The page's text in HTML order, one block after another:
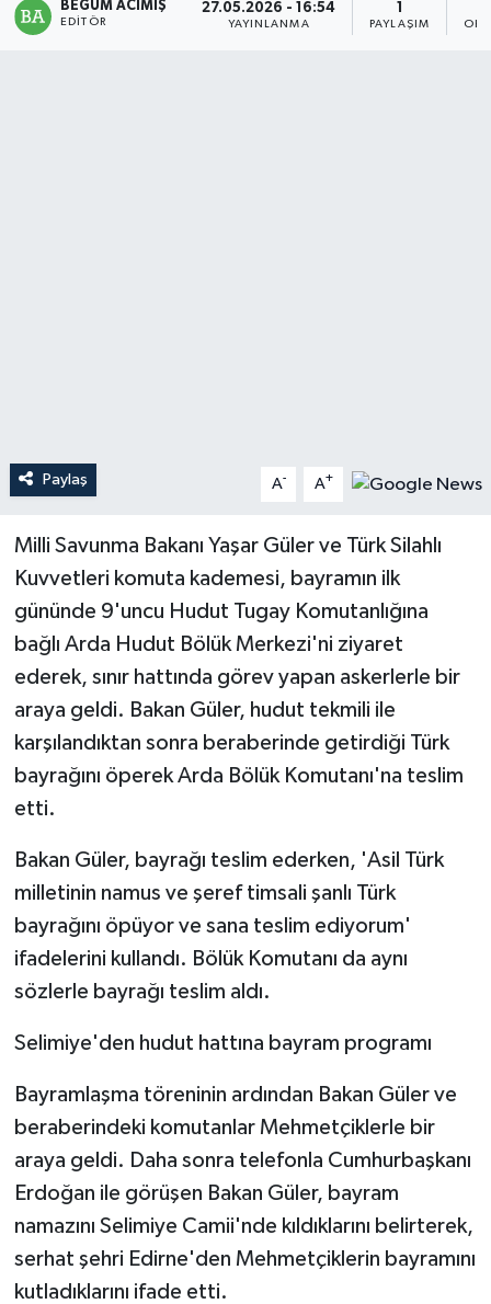
BEGÜM ACIMIŞ
EDITÖR
27.05.2026 - 16:54
YAYINLANMA PAYLAŞIM
Paylaş A- A+
Milli Savunma Bakanı Yaşar Güler ve Türk Silahlı
Kuvvetleri komuta kademesi, bayramın ilk
gününde 9'uncu Hudut Tugay Komutanlığına
bağlı Arda Hudut Bölük Merkezi'ni ziyaret
ederek, sınır hattında görev yapan askerlerle bir
araya geldi. Bakan Güler, hudut tekmili ile
karşılandıktan sonra beraberinde getirdiği Türk
bayrağını öperek Arda Bölük Komutanı'na teslim
etti.
Bakan Güler, bayrağı teslim ederken, 'Asil Türk
milletinin namus ve şeref timsali şanlı Türk
bayrağını öpüyor ve sana teslim ediyorum'
ifadelerini kullandı. Bölük Komutanı da aynı
sözlerle bayrağı teslim aldı.
Selimiye'den hudut hattına bayram programı
Bayramlaşma töreninin ardından Bakan Güler ve
beraberindeki komutanlar Mehmetçiklerle bir
araya geldi. Daha sonra telefonla Cumhurbaşkanı
Erdoğan ile görüşen Bakan Güler, bayram
namazını Selimiye Camii'nde kıldıklarını belirterek,
serhat şehri Edirne'den Mehmetçiklerin bayramını
kutladıklarını ifade etti.